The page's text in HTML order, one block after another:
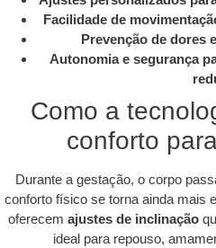
Facilidade de
Prevenção de dores
Autonomia e segurança
Como a
conforto
Durante a gestação, o corpo
conforto físico se torna ainda mais
oferecem ajustes de inclinação
ideal para repouso,